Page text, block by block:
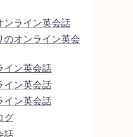
ンライン英会話
のオンライン英会
イン英会話
イン英会話
イン英会話
グ
話